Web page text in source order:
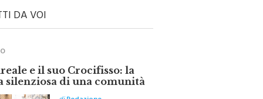
DA VOI
e il suo Crocifisso: la
silenziosa di una comunità